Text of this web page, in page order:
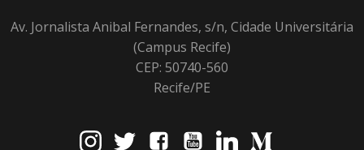
Av. Jornalista Anibal Fernandes, s/n, Cidade Universitária
(Campus Recife)
CEP: 50740-560
Recife/PE